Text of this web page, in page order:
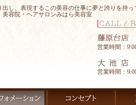
し、表現するこの美容の仕事に夢と誇りを持
容院・ヘアサロンみはら美容室
営業時間：
営業時間：